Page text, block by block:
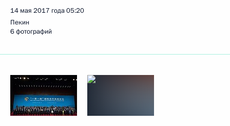
14 мая 2017 года05:20
Пекин
6 фотографий